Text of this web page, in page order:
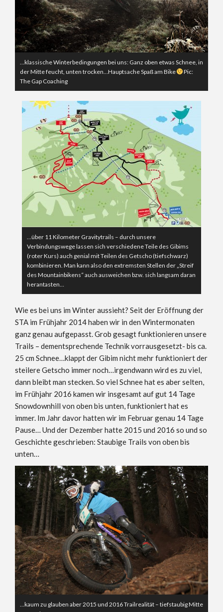
…klassische Winterbedingungen bei uns: Ganz oben etwas Schnee, in
der Mitte feucht, unten trocken…Hauptsache Spaß am Bike
Pic:
The Gap Coaching
…über 11 Kilometer Gravitytrails – durch unsere
Verbindungswege lassen sich verschiedene Teile des Gibims
(roter Kurs) auch genial mit Teilen des Getscho (tiefschwarz)
kombinieren. Man kann also den extremsten Stellen der „Streif
des Mountainbikens“ auch ausweichen bzw. sich langsam daran
herantasten…
Wie es bei uns im Winter aussieht? Seit der Eröffnung der
STA im Frühjahr 2014 haben wir in den Wintermonaten
ganz genau aufgepasst. Grob gesagt funktionieren unsere
Trails – dementsprechende Technik vorrausgesetzt- bis ca.
25 cm Schnee…klappt der Gibim nicht mehr funktioniert der
steilere Getscho immer noch…irgendwann wird es zu viel,
dann bleibt man stecken. So viel Schnee hat es aber selten,
im Frühjahr 2016 kamen wir insgesamt auf gut 14 Tage
Snowdownhill von oben bis unten, funktioniert hat es
immer. Im Jahr davor hatten wir im Februar genau 14 Tage
Pause… Und der Dezember hatte 2015 und 2016 so und so
Geschichte geschrieben: Staubige Trails von oben bis
unten…
…kaum zu glauben aber 2015 und 2016 Trailrealität – tiefstaubig Mitte